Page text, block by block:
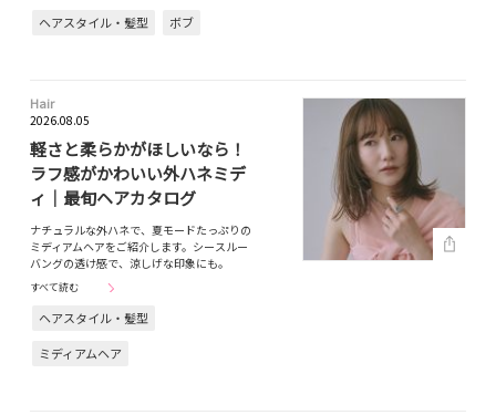
ヘアスタイル・髪型 ボブ
Hair
2026.08.05
軽さと柔らかがほしいなら！
ラフ感がかわいい外ハネミデ
ィ｜最旬ヘアカタログ
ナチュラルな外ハネで、夏モードたっぷりの
ミディアムヘアをご紹介します。シースルー
バングの透け感で、涼しげな印象にも。
すべて読む
ヘアスタイル・髪型
ミディアムヘア